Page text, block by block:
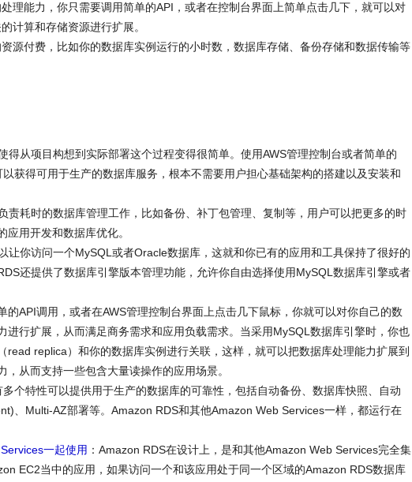
理能力，你只需要调用简单的API，或者在控制台界面上简单点击几下，就可以对
计算和存储资源进行扩展。
源付费，比如你的数据库实例运行的小时数，数据库存储、备份存储和数据传输等
得从项目构想到实际部署这个过程变得很简单。使用AWS管理控制台或者简单的
获得可用于生产的数据库服务，根本不需要用户担心基础架构的搭建以及安装和
责耗时的数据库管理工作，比如备份、补丁包管理、复制等，用户可以把更多的时
应用开发和数据库优化。
让你访问一个MySQL或者Oracle数据库，这就和你已有的应用和工具保持了很好的
还提供了数据库引擎版本管理功能，允许你自由选择使用MySQL数据库引擎或者
的API调用，或者在AWS管理控制台界面上点击几下鼠标，你就可以对你自己的数
进行扩展，从而满足商务需求和应用负载需求。当采用MySQL数据库引擎时，你也
read replica）和你的数据库实例进行关联，这样，就可以把数据库处理能力扩展到
，从而支持一些包含大量读操作的应用场景。
多个特性可以提供用于生产的数据库的可靠性，包括自动备份、数据库快照、自动
、Multi-AZ部署等。Amazon RDS和其他Amazon Web Services一样，都运行在
一起使用 ：Amazon RDS在设计上，是和其他Amazon Web Services完全集
EC2当中的应用，如果访问一个和该应用处于同一个区域的Amazon RDS数据库